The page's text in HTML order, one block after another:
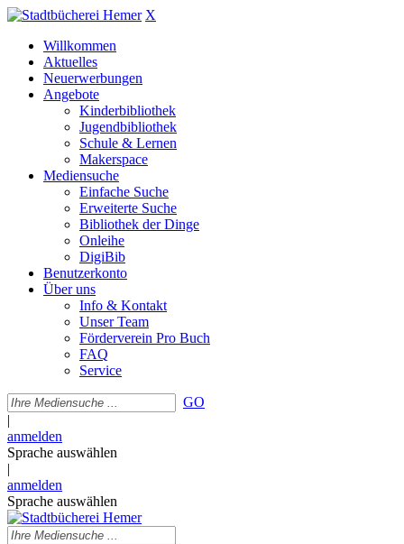
X
Willkommen
Aktuelles
Neuerwerbungen
Angebote
Kinderbibliothek
Jugendbibliothek
Schule & Lernen
Makerspace
Mediensuche
Einfache Suche
Erweiterte Suche
Bibliothek der Dinge
Onleihe
DigiBib
Benutzerkonto
Über uns
Info & Kontakt
Unser Team
Förderverein Pro Buch
FAQ
Service
GO
|
anmelden
Sprache auswählen
|
anmelden
Sprache auswählen